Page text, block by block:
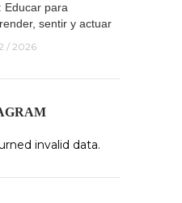
Educar para
sentir y actuar
/ 2026
invalid data.